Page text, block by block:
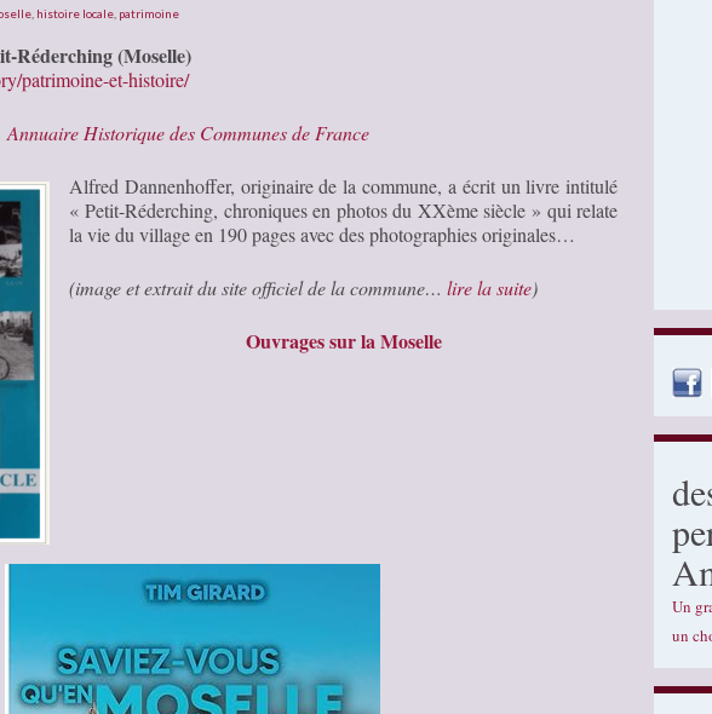
histoire locale patrimoine
Réderching (Moselle)
patrimoine-et-histoire/
Annuaire Historique des Communes de France
Alfred Dannenhoffer, originaire de la commune, a écrit un livre intitulé
« Petit-Réderching, chroniques en photos du XXème siècle » qui relate
la vie du village en 190 pages avec des photographies originales…
(image et extrait du site officiel de la commune… lire la suite)
Ouvrages sur la Moselle
Un
un